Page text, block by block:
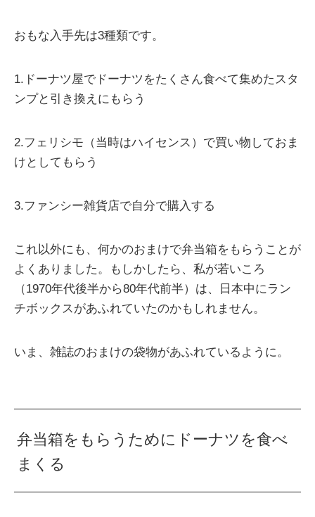
おもな入手先は3種類です。
1.ドーナツ屋でドーナツをたくさん食べて集めたスタ
ンプと引き換えにもらう
2.フェリシモ（当時はハイセンス）で買い物しておま
けとしてもらう
3.ファンシー雑貨店で自分で購入する
これ以外にも、何かのおまけで弁当箱をもらうことが
よくありました。もしかしたら、私が若いころ
（1970年代後半から80年代前半）は、日本中にラン
チボックスがあふれていたのかもしれません。
いま、雑誌のおまけの袋物があふれているように。
弁当箱をもらうためにドーナツを食べ
まくる